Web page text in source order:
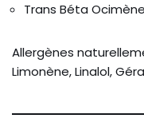
Trans Béta Ocimène
Allergènes
Limonène, Linalol,